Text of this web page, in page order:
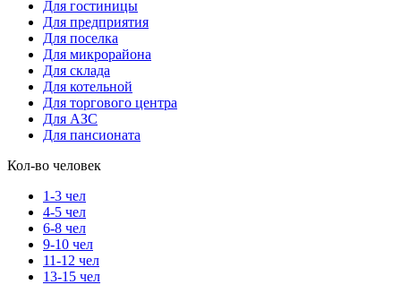
Для гостиницы
Для предприятия
Для поселка
Для микрорайона
Для склада
Для котельной
Для торгового центра
Для АЗС
Для пансионата
Кол-во человек
1-3 чел
4-5 чел
6-8 чел
9-10 чел
11-12 чел
13-15 чел